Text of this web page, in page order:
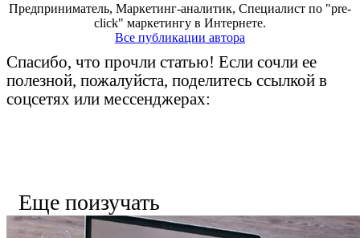
Предприниматель, Маркетинг-аналитик, Специалист по "pre-
click" маркетингу в Интернете.
Все публикации автора
Спасибо, что прочли статью! Если сочли ее
полезной, пожалуйста, поделитесь ссылкой в
соцсетях или мессенджерах:
Еще поизучать